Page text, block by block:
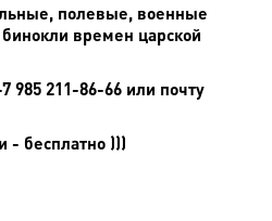
полевые, военные
времен царской
985 211-86-66 или почту
- бесплатно )))